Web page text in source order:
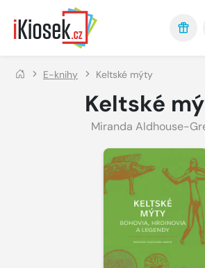
Přejít na hlavní obsah
E-knihy Keltské mýty
Keltské
Miranda Aldhouse-